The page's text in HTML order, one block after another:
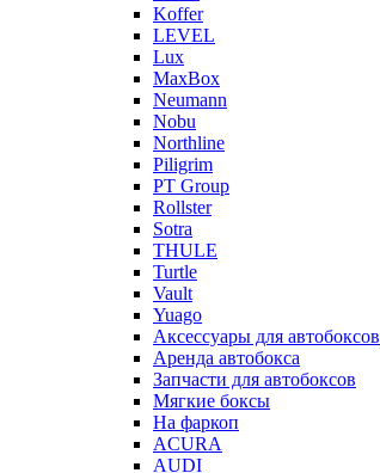
Koffer
LEVEL
Lux
MaxBox
Neumann
Nobu
Northline
Piligrim
PT Group
Rollster
Sotra
THULE
Turtle
Vault
Yuago
Аксессуары для автобоксов
Аренда автобокса
Запчасти для автобоксов
Мягкие боксы
На фаркоп
ACURA
AUDI